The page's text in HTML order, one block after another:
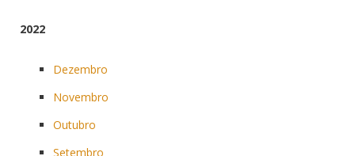
2022
Dezembro
Novembro
Outubro
Setembro